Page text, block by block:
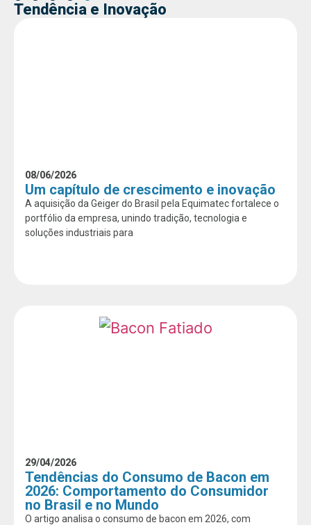
Tendência e Inovação
08/06/2026
Um capítulo de crescimento e inovação
A aquisição da Geiger do Brasil pela Equimatec fortalece o
portfólio da empresa, unindo tradição, tecnologia e
soluções industriais para
29/04/2026
Tendências do Consumo de Bacon em
2026: Comportamento do Consumidor
no Brasil e no Mundo
O artigo analisa o consumo de bacon em 2026, com